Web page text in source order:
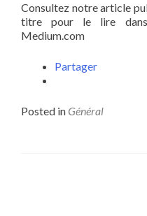
Consultez notre article
titre pour le lire
Medium.com
Partager
Posted in Général